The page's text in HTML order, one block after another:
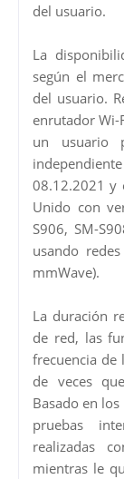
del usuario.
La
según el
del usuario.
enrutador Wi-
un usuario
08.12.2021 y
Unido con
S906, SM-
usando
mmWave).
La duración
de red, las
frecuencia de
de veces
Basado en
pruebas
realizadas
mientras le